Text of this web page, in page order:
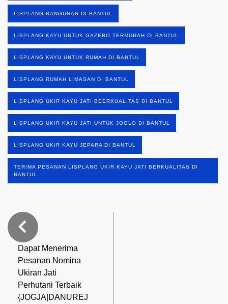
LISPLANG BANGUNAN DI BANTUL
LISPLANG KAYU UNTUK GAZEBO TERMURAH DI BANTUL
LISPLANG KAYU UNTUK RUMAH DI BANTUL
LISPLANG RUMAH LIMASAN DI BANTUL
LISPLANG UKIR KAYU JATI BEERKUALITAS DI BANTUL
LISPLANG UKIR KAYU JATI UNTUK JOGLO DI BANTUL
LISPLANG UKIR KAYU JEPARA DI BANTUL
TERIMA PESANAN LISPLANG UKIR KAYU JATI BERKUALITAS DI
BANTUL
Dapat Menerima
Pesanan Nomina
Ukiran Jati
Perhutani Terbaik
{JOGJA|DANUREJ